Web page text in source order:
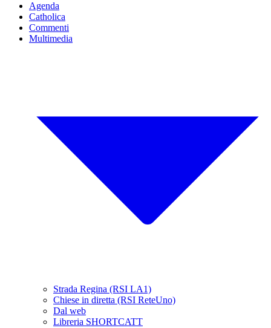
Agenda
Catholica
Commenti
Multimedia
Strada Regina (RSI LA1)
Chiese in diretta (RSI ReteUno)
Dal web
Libreria SHORTCATT